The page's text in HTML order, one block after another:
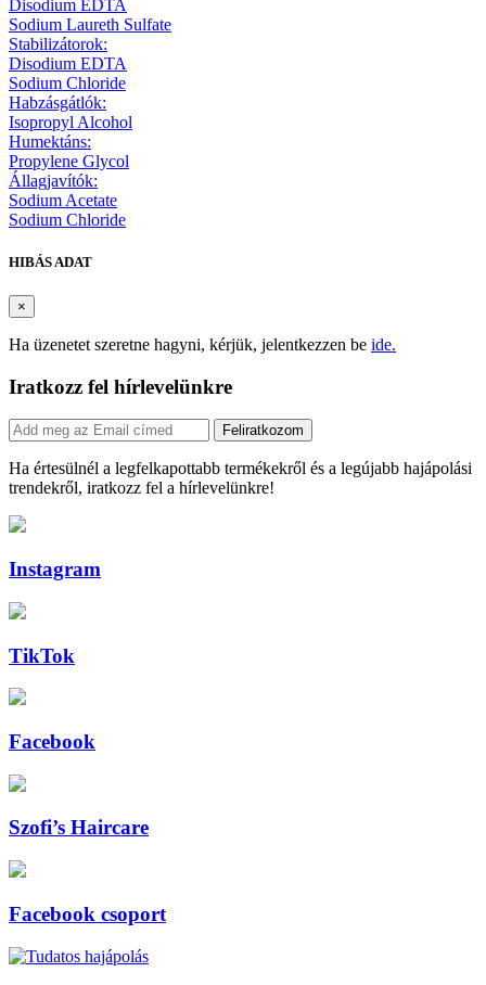
Disodium EDTA
Sodium Laureth Sulfate
Stabilizátorok:
Disodium EDTA
Sodium Chloride
Habzásgátlók:
Isopropyl Alcohol
Humektáns:
Propylene Glycol
Állagjavítók:
Sodium Acetate
Sodium Chloride
HIBÁS ADAT
×
Ha üzenetet szeretne hagyni, kérjük, jelentkezzen be ide.
Iratkozz fel hírlevelünkre
Feliratkozom
Ha értesülnél a legfelkapottabb termékekről és a legújabb hajápolási
trendekről, iratkozz fel a hírlevelünkre!
Instagram
TikTok
Facebook
Szofi’s Haircare
Facebook csoport